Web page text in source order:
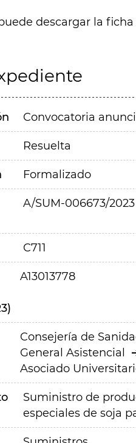
descargar la
Convocatoria
Resuelta
Formalizado
A/SUM-006673/2023
C711
A13013778
Consejería de
General Asistencial
Asociado
Suministro de
especiales de soja